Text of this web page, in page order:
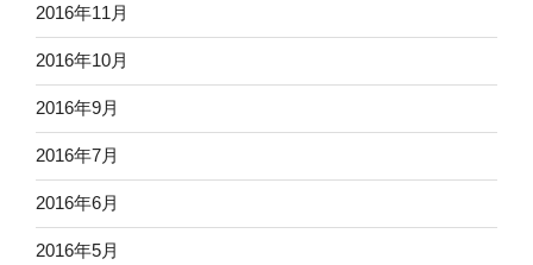
2016年11月
2016年10月
2016年9月
2016年7月
2016年6月
2016年5月